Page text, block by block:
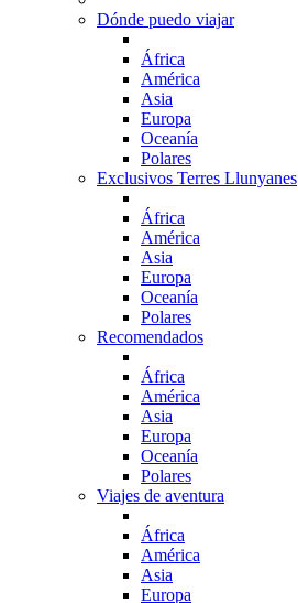
Dónde puedo viajar
África
América
Asia
Europa
Oceanía
Polares
Exclusivos Terres Llunyanes
África
América
Asia
Europa
Oceanía
Polares
Recomendados
África
América
Asia
Europa
Oceanía
Polares
Viajes de aventura
África
América
Asia
Europa